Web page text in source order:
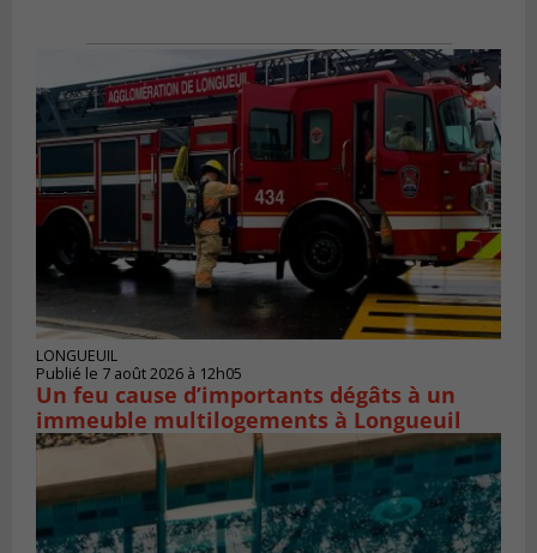
LONGUEUIL
Publié le 7 août 2026 à 12h05
Un feu cause d’importants dégâts à un
immeuble multilogements à Longueuil